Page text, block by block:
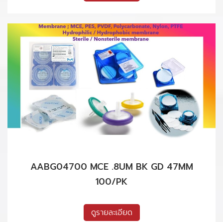
AABG04700 MCE .8UM BK GD 47MM
100/PK
ดูรายละเอียด